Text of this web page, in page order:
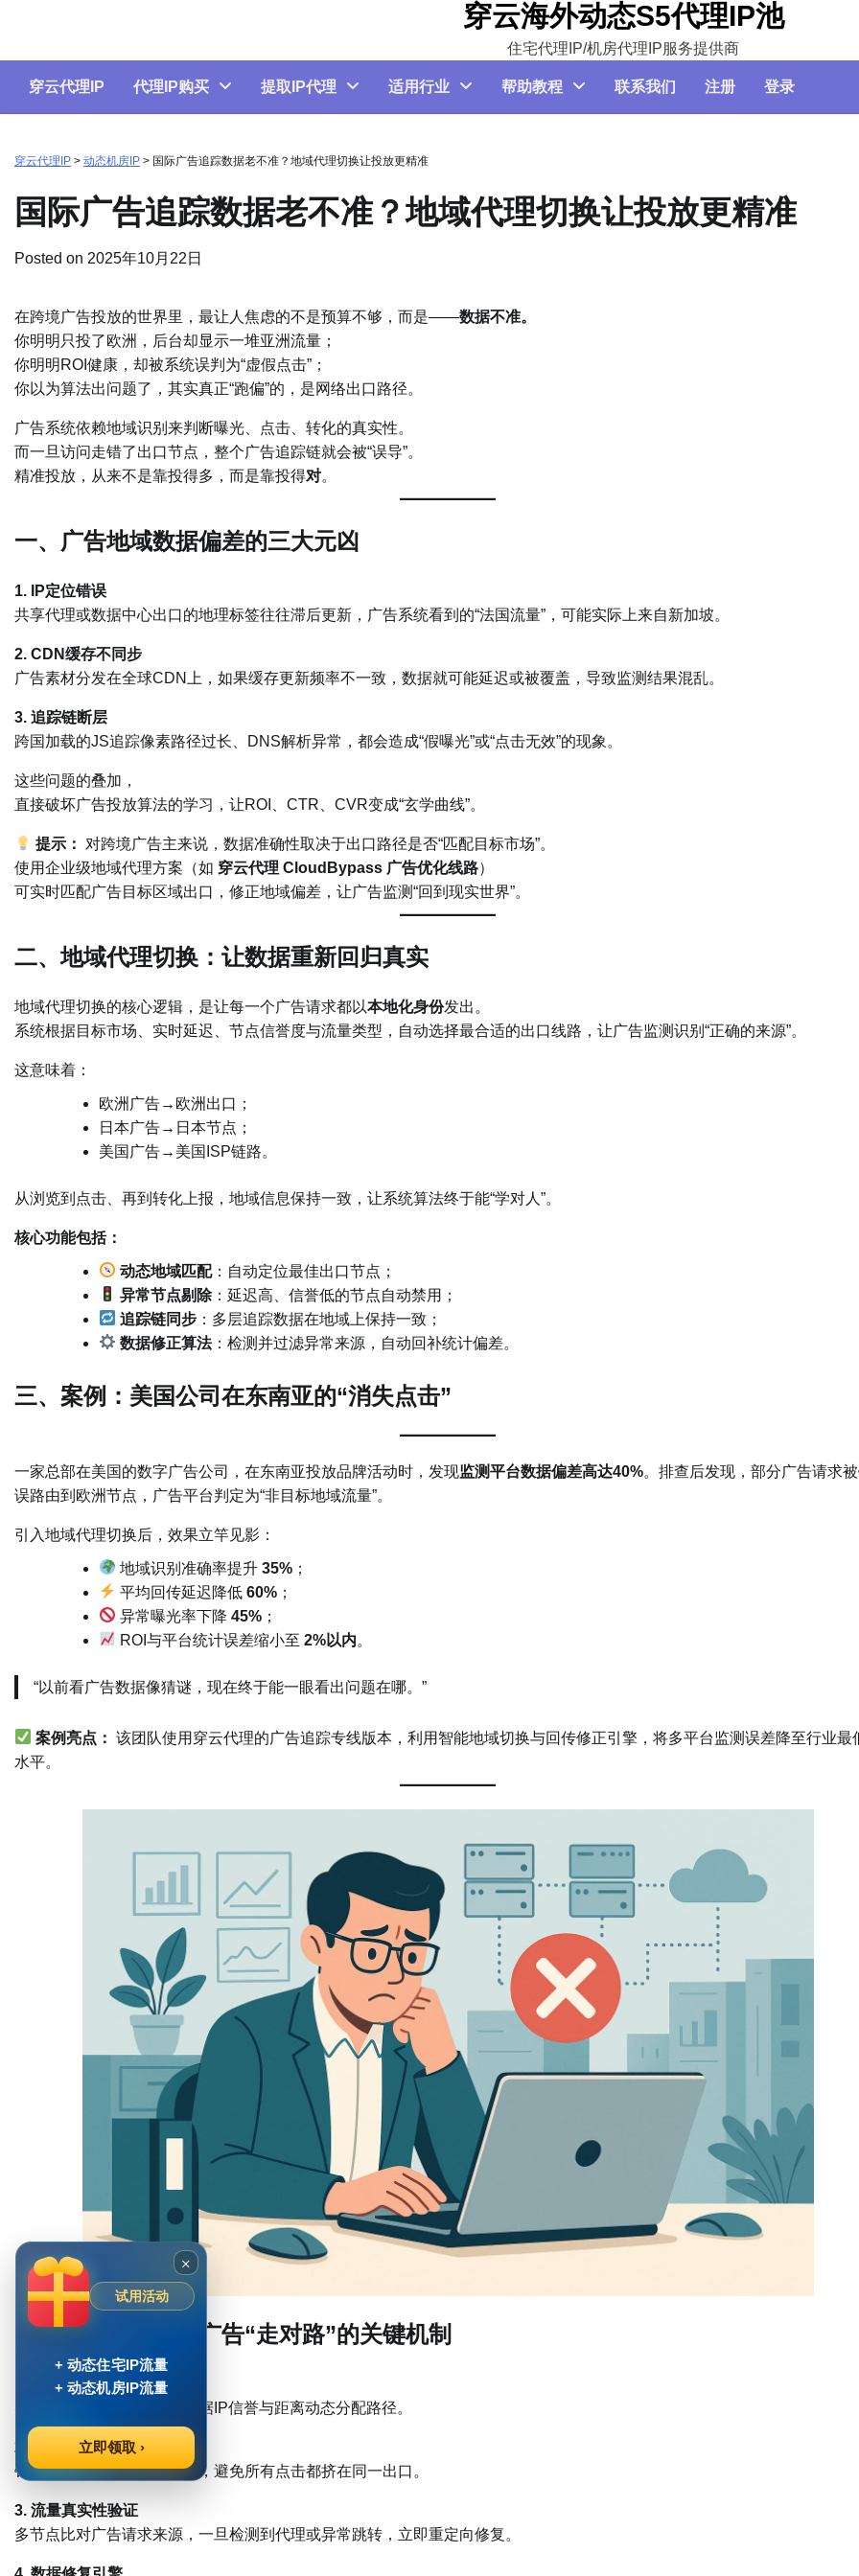
content
穿云海外动态S5代理IP池
住宅代理IP/机房代理IP服务提供商
穿云代理IP 代理IP购买 提取IP代理 适用行业 帮助教程 联系我们 注册 登录
穿云代理IP > 动态机房IP > 国际广告追踪数据老不准？地域代理切换让投放更精准
国际广告追踪数据老不准？地域代理切换让投放更精准
Posted on 2025年10月22日
在跨境广告投放的世界里，最让人焦虑的不是预算不够，而是——数据不准。
你明明只投了欧洲，后台却显示一堆亚洲流量；
你明明ROI健康，却被系统误判为“虚假点击”；
你以为算法出问题了，其实真正“跑偏”的，是网络出口路径。
广告系统依赖地域识别来判断曝光、点击、转化的真实性。
而一旦访问走错了出口节点，整个广告追踪链就会被“误导”。
精准投放，从来不是靠投得多，而是靠投得对。
一、广告地域数据偏差的三大元凶
1. IP定位错误
共享代理或数据中心出口的地理标签往往滞后更新，广告系统看到的“法国流量”，可能实际上来自新加坡。
2. CDN缓存不同步
广告素材分发在全球CDN上，如果缓存更新频率不一致，数据就可能延迟或被覆盖，导致监测结果混乱。
3. 追踪链断层
跨国加载的JS追踪像素路径过长、DNS解析异常，都会造成“假曝光”或“点击无效”的现象。
这些问题的叠加，
直接破坏广告投放算法的学习，让ROI、CTR、CVR变成“玄学曲线”。
提示：
对跨境广告主来说，数据准确性取决于出口路径是否“匹配目标市场”。
使用企业级地域代理方案（如 穿云代理 CloudBypass 广告优化线路）
可实时匹配广告目标区域出口，修正地域偏差，让广告监测“回到现实世界”。
二、地域代理切换：让数据重新回归真实
地域代理切换的核心逻辑，是让每一个广告请求都以本地化身份发出。
系统根据目标市场、实时延迟、节点信誉度与流量类型，自动选择最合适的出口线路，让广告监测识别“正确的来源”。
这意味着：
欧洲广告→欧洲出口；
日本广告→日本节点；
美国广告→美国ISP链路。
从浏览到点击、再到转化上报，地域信息保持一致，让系统算法终于能“学对人”。
核心功能包括：
动态地域匹配：自动定位最佳出口节点；
异常节点剔除：延迟高、信誉低的节点自动禁用；
追踪链同步 ：多层追踪数据在地域上保持一致；
数据修正算法：检测并过滤异常来源，自动回补统计偏差。
三、案例：美国公司在东南亚的“消失点击”
一家总部在美国的数字广告公司，在东南亚投放品牌活动时，发现监测平台数据偏差高达40%。排查后发现，部分广告请求
误路由到欧洲节点，广告平台判定为“非目标地域流量”。
引入地域代理切换后，效果立竿见影：
地域识别准确率提升35% ；
平均回传延迟降低60% ；
异常曝光率下降45% ；
ROI与平台统计误差缩小至2%以内。
“以前看广告数据像猜谜，现在终于能一眼看出问题在哪。”
案例亮点： 该团队使用穿云代理的广告追踪专线版本，利用智能地域切换与回传修正引擎，将多平台监测误差降至行业最
水平。
四、技术底层：让广告“走对路”的关键机制
1. 地理智能路由
实时分析全球节点质量，根据IP信誉与距离动态分配路径。
2. DNS智能解析
针对广告监测域名分区解析，避免所有点击都挤在同一出口。
3. 流量真实性验证
多节点比对广告请求来源，一旦检测到代理或异常跳转，立即重定向修复。
×
试用活动
+ 动态住宅IP流量
+ 动态机房IP流量
立即领取 ›